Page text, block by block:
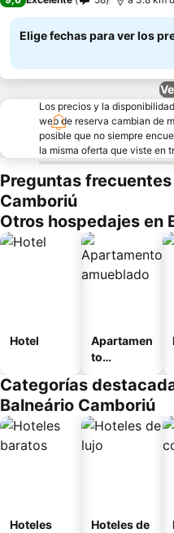
Elige fechas para ver los
Los precios y la
web de reserva cambian de
posible que no siempre
la misma oferta que viste en
Preguntas
Camboriú
Otros hospedajes en
Hotel
Apartamen
to
o
Categorías
Balneário Camboriú
Hoteles
Hoteles de